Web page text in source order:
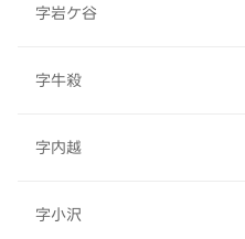
字岩ケ谷
字牛殺
字内越
字小沢